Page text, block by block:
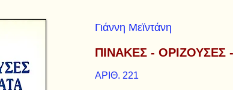
Γιάννη Μεϊντάνη
ΠΙΝΑΚΕΣ -
ΑΡΙΘ. 221